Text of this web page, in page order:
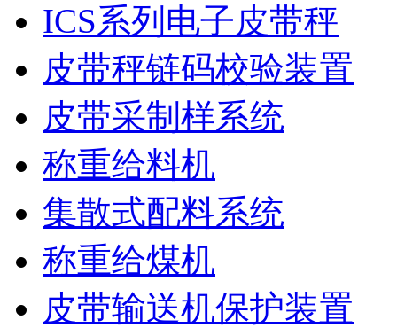
ICS系列电子皮带秤
皮带秤链码校验装置
皮带采制样系统
称重给料机
集散式配料系统
称重给煤机
皮带输送机保护装置